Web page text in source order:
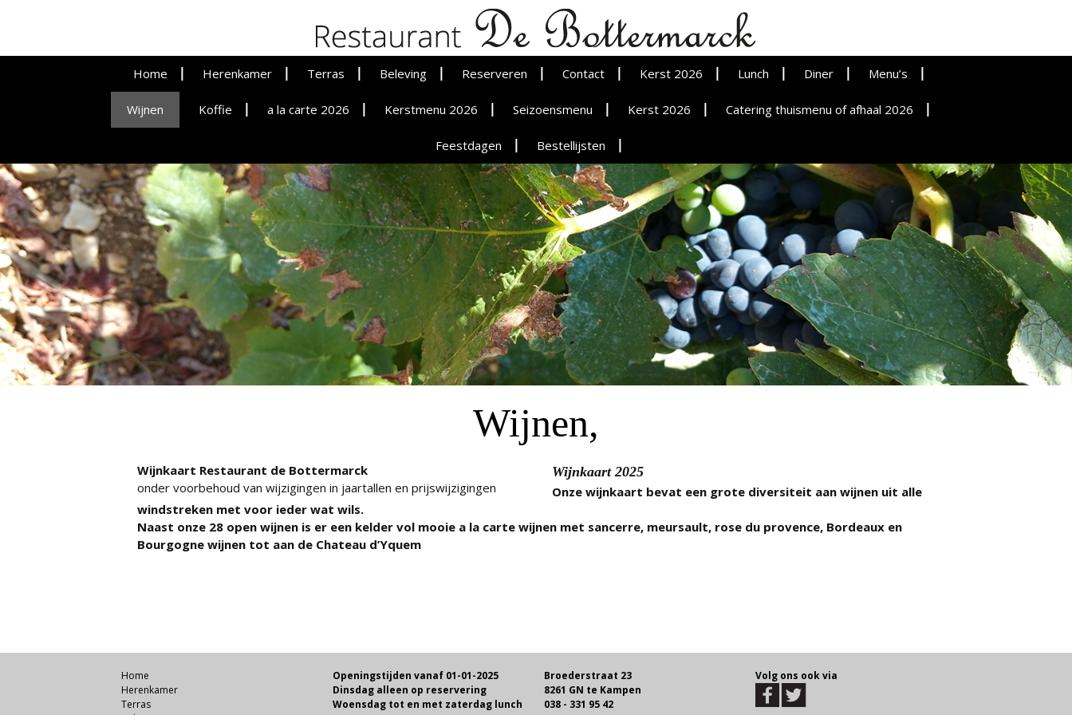
De Bottermarck
Spring
naar
Home Herenkamer
Vergaderen
Terras
Lunchen
Beleving
Virtuele Tour
Reserveren Contact Kerst 2026 Lunch Diner Menu’s
Wijnen Koffie a la carte 2026 Kerstmenu 2026 Seizoensmenu Kerst 2026 Catering thuismenu of afhaal 2026
Feestdagen Bestellijsten
Wijnen,
Wijnkaart Restaurant de Bottermarck
onder voorbehoud van wijzigingen in jaartallen en prijswijzigingen
Wijnkaart 2025
Onze wijnkaart bevat een grote diversiteit aan wijnen uit alle
windstreken met voor ieder wat wils.
Naast onze 28 open wijnen is er een kelder vol mooie a la carte wijnen met sancerre, meursault, rose du provence, Bordeaux en
Bourgogne wijnen tot aan de Chateau d’Yquem
Home
Herenkamer
Terras
Openingstijden vanaf 01-01-2025
Dinsdag alleen op reservering
Woensdag tot en met zaterdag lunch
Broederstraat 23
8261 GN te Kampen
038 - 331 95 42
Volg ons ook via